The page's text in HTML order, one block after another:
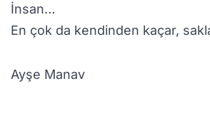
İnsan…
En çok da kendinden kaçar,
Ayşe Manav